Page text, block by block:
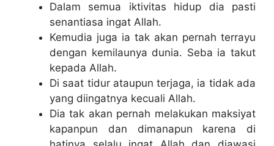
Dalam semua iktivitas hidup dia pasti
senantiasa ingat Allah.
Kemudia juga ia tak akan pernah terrayu
dengan kemilaunya dunia. Seba ia takut
kepada Allah.
Di saat tidur ataupun terjaga, ia tidak ada
yang diingatnya kecuali Allah.
Dia tak akan pernah melakukan maksiyat
kapanpun dan dimanapun karena di